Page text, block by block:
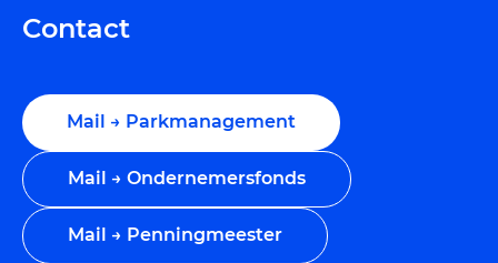
Contact
Mail → Parkmanagement
Mail → Ondernemersfonds
Mail → Penningmeester